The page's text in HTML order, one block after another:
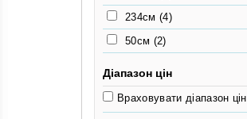
78см(1)
234см (4)
50см (2)
63см(2)
65см(2)
Діапазон цін
Враховувати діапазон цін